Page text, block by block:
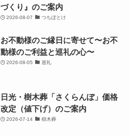
づくり』のご案内
2026-08-07 つちぼとけ
お不動様のご縁日に寄せて〜お不
動様のご利益と巡礼の心〜
2026-08-05 巡礼
日光・樹木葬「さくらんぼ」価格
改定（値下げ）のご案内
2026-07-14 樹木葬